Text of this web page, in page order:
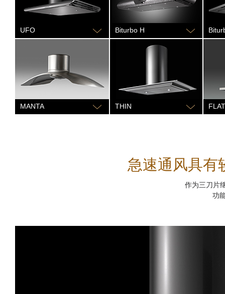
UFO Biturbo H
MANTA THIN FLAT
急速通风具有
作为三刀片
功